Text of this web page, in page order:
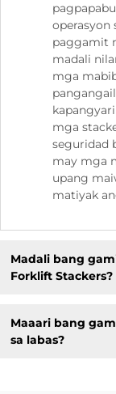
operasyon
paggamit
madali
mga
mga
seguridad
may mga
upang
matiyak
Madali bang
Forklift Stackers?
Maaari bang
sa labas?